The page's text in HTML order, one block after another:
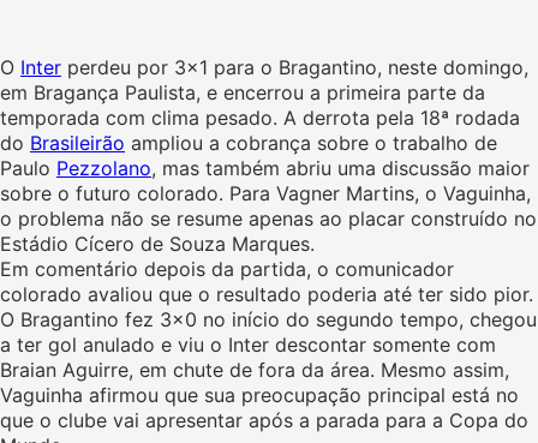
O Inter perdeu por 3×1 para o Bragantino, neste domingo,
em Bragança Paulista, e encerrou a primeira parte da
temporada com clima pesado. A derrota pela 18ª rodada
do Brasileirão ampliou a cobrança sobre o trabalho de
Paulo Pezzolano, mas também abriu uma discussão maior
sobre o futuro colorado. Para Vagner Martins, o Vaguinha,
o problema não se resume apenas ao placar construído no
Estádio Cícero de Souza Marques.
Em comentário depois da partida, o comunicador
colorado avaliou que o resultado poderia até ter sido pior.
O Bragantino fez 3×0 no início do segundo tempo, chegou
a ter gol anulado e viu o Inter descontar somente com
Braian Aguirre, em chute de fora da área. Mesmo assim,
Vaguinha afirmou que sua preocupação principal está no
que o clube vai apresentar após a parada para a Copa do